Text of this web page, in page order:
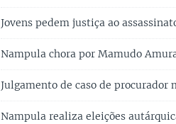
Jovens pedem justiça ao
Nampula chora por Mamudo
Julgamento de caso de
Nampula realiza eleições